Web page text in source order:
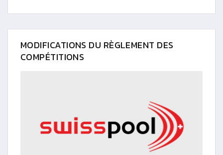
MODIFICATIONS DU RÈGLEMENT DES
COMPÉTITIONS